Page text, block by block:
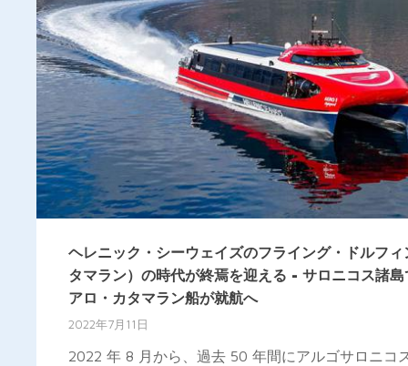
ヘレニック・シーウェイズのフライング・ドルフィ
タマラン）の時代が終焉を迎える - サロニコス諸島
アロ・カタマラン船が就航へ
2022年7月11日
2022 年 8 月から、過去 50 年間にアルゴサロニコ